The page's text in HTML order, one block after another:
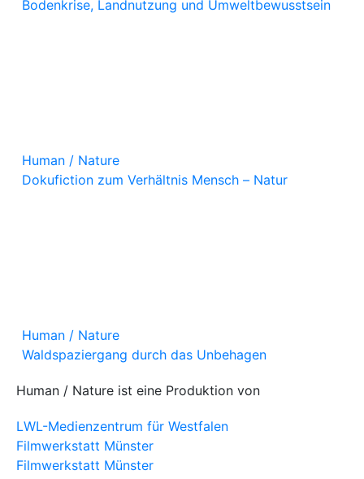
Bodenkrise, Landnutzung und Umweltbewusstsein
Human / Nature
Dokufiction zum Verhältnis Mensch – Natur
Human / Nature
Waldspaziergang durch das Unbehagen
Human / Nature ist eine Produktion von
LWL-Medienzentrum für Westfalen
Filmwerkstatt Münster
Filmwerkstatt Münster